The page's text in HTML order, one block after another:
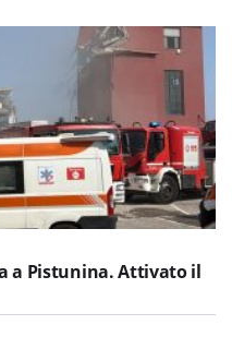
a Pistunina. Attivato il